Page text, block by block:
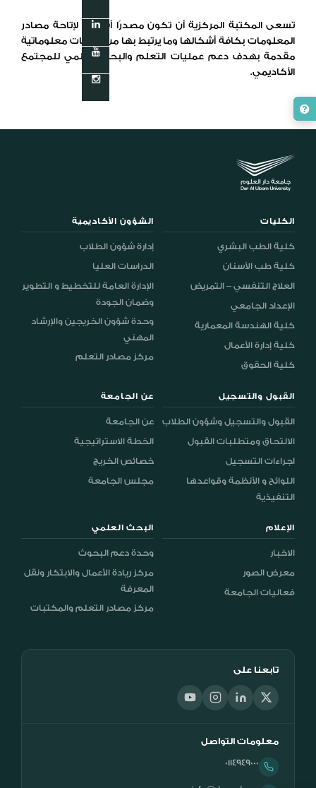
تسعى المكتبة المركزية أن تكون مصدرًا أساسياً لإتاحة مصادر
المعلومات بكافة أشكالها وما يرتبط بها من خدمات معلوماتية
مقدمة بهدف دعم عمليات التعلم والبحث العلمي للمجتمع
الأكاديمي.
الكليات
كلية الطب البشري
كلية طب الأسنان
العلاج التنفسي – التمريض
الإعداد الجامعي
كلية الهندسة المعمارية
كلية إدارة الأعمال
كلية الحقوق
الشؤون الأكاديمية
إدارة شؤون الطلاب
الدراسات العليا
الإدارة العامة للتخطيط و التطوير
وضمان الجودة
وحدة شؤون الخريجين والإرشاد
المهني
مركز مصادر التعلم
القبول والتسجيل
القبول والتسجيل وشؤون الطلاب
الالتحاق ومتطلبات القبول
اجراءات التسجيل
اللوائح و الأنظمة وقواعدها
التنفيذية
عن الجامعة
عن الجامعة
الخطة الاستراتيجية
خصائص الخريج
مجلس الجامعة
الإعلام
الاخبار
معرض الصور
فعاليات الجامعة
البحث العلمي
وحدة دعم البحوث
مركز ريادة الأعمال والابتكار ونقل
المعرفة
مركز مصادر التعلم والمكتبات
تابعنا على
معلومات التواصل
0114949000